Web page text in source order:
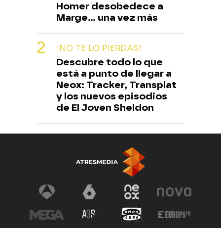
Homer desobedece a
Marge... una vez más
¡NO TE LO PIERDAS!
Descubre todo lo que
está a punto de llegar a
Neox: Tracker, Transplat
y los nuevos episodios
de El Joven Sheldon